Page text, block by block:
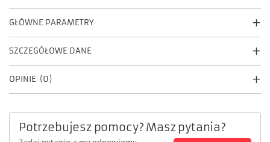
GŁÓWNE PARAMETRY
SZCZEGÓŁOWE DANE
OPINIE (0)
Potrzebujesz pomocy? Masz pytania?